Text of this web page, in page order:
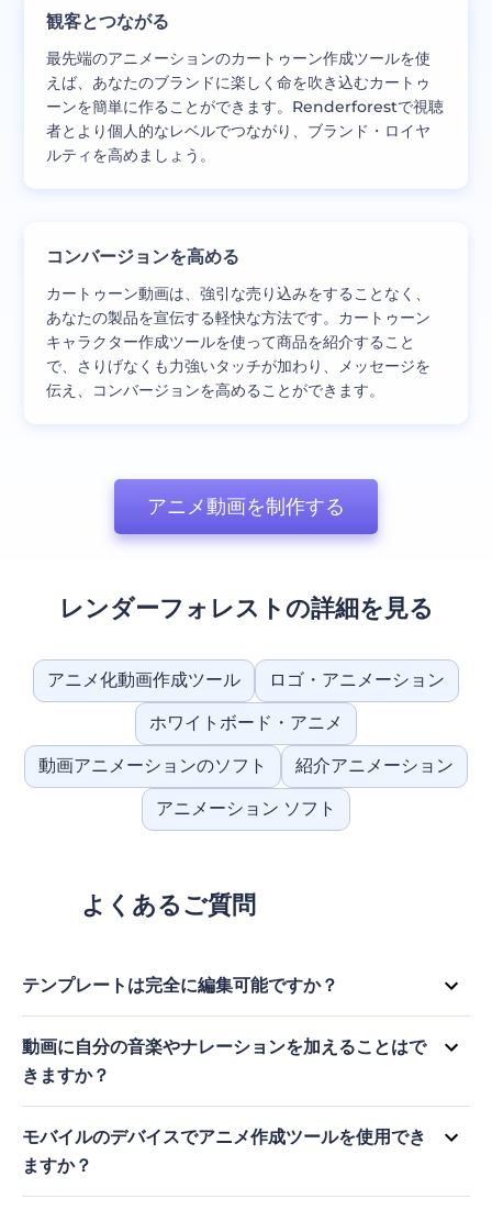
観客とつながる
最先端のアニメーションのカートゥーン作成ツールを使
えば、あなたのブランドに楽しく命を吹き込むカートゥ
ーンを簡単に作ることができます。Renderforestで視聴
者とより個人的なレベルでつながり、ブランド・ロイヤ
ルティを高めましょう。
コンバージョンを高める
カートゥーン動画は、強引な売り込みをすることなく、
あなたの製品を宣伝する軽快な方法です。カートゥーン
キャラクター作成ツールを使って商品を紹介すること
で、さりげなくも力強いタッチが加わり、メッセージを
伝え、コンバージョンを高めることができます。
アニメ動画を制作する
レンダーフォレストの詳細を見る
アニメ化動画作成ツール ロゴ・アニメーション
ホワイトボード・アニメ
動画アニメーションのソフト 紹介アニメーション
アニメーション ソフト
よくあるご質問
テンプレートは完全に編集可能ですか？
もちろんです！当社はユーザーにクリエイティブな自由を提供す
ることを信じています。漫画作成ツールのテンプレートはすべて
フルカスタマイズ可能なので、あなたのブランドのアイデンティ
ティやメッセージに合わせて編集できます。色、フォント、テキ
ストを編集し、シーンを追加または削除し、あなたのビデオをユ
ニークにするためにメディアをアップロードすることもできま
す。
動画に自分の音楽やナレーションを加えることはで
きますか？
はい、できます！当社のオンライン・カートゥーン作成ツールで
は、音楽、ナレーション、効果音をアップロードして、ビデオを
パーソナライズすることができます。こうすることで、オーディ
オをブランドとマッチさせ、より魅力的な視聴体験を作り出すこ
とができます。
モバイルのデバイスでアニメ作成ツールを使用でき
ますか？
はい！Renderforestは、アニメーションのあらゆるニーズに最